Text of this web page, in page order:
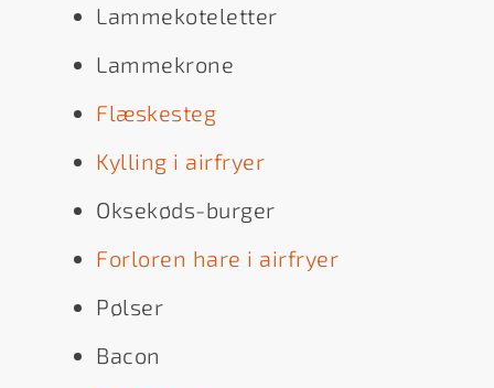
Lammekoteletter
Lammekrone
Flæskesteg
Kylling i airfryer
Oksekøds-burger
Forloren hare i airfryer
Pølser
Bacon